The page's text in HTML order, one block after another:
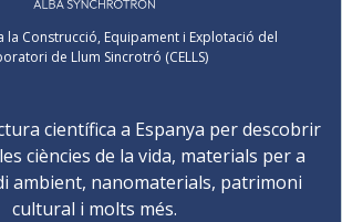
la Construcció, Equipament i Explotació del
de Llum Sincrotró (CELLS)
científica a Espanya per descobrir
ciències de la vida, materials per a
ambient, nanomaterials, patrimoni
cultural i molts més.